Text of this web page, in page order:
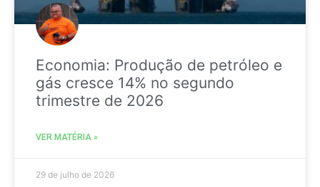
Economia: Produção de petróleo e
gás cresce 14% no segundo
trimestre de 2026
VER MATÉRIA »
29 de julho de 2026